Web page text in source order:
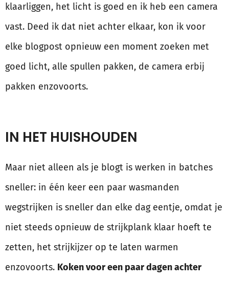
klaarliggen, het licht is goed en ik heb een camera
vast. Deed ik dat niet achter elkaar, kon ik voor
elke blogpost opnieuw een moment zoeken met
goed licht, alle spullen pakken, de camera erbij
pakken enzovoorts.
IN HET HUISHOUDEN
Maar niet alleen als je blogt is werken in batches
sneller: in één keer een paar wasmanden
wegstrijken is sneller dan elke dag eentje, omdat je
niet steeds opnieuw de strijkplank klaar hoeft te
zetten, het strijkijzer op te laten warmen
enzovoorts. Koken voor een paar dagen achter